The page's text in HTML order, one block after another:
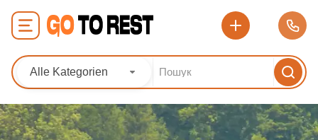
Alle Kategorien